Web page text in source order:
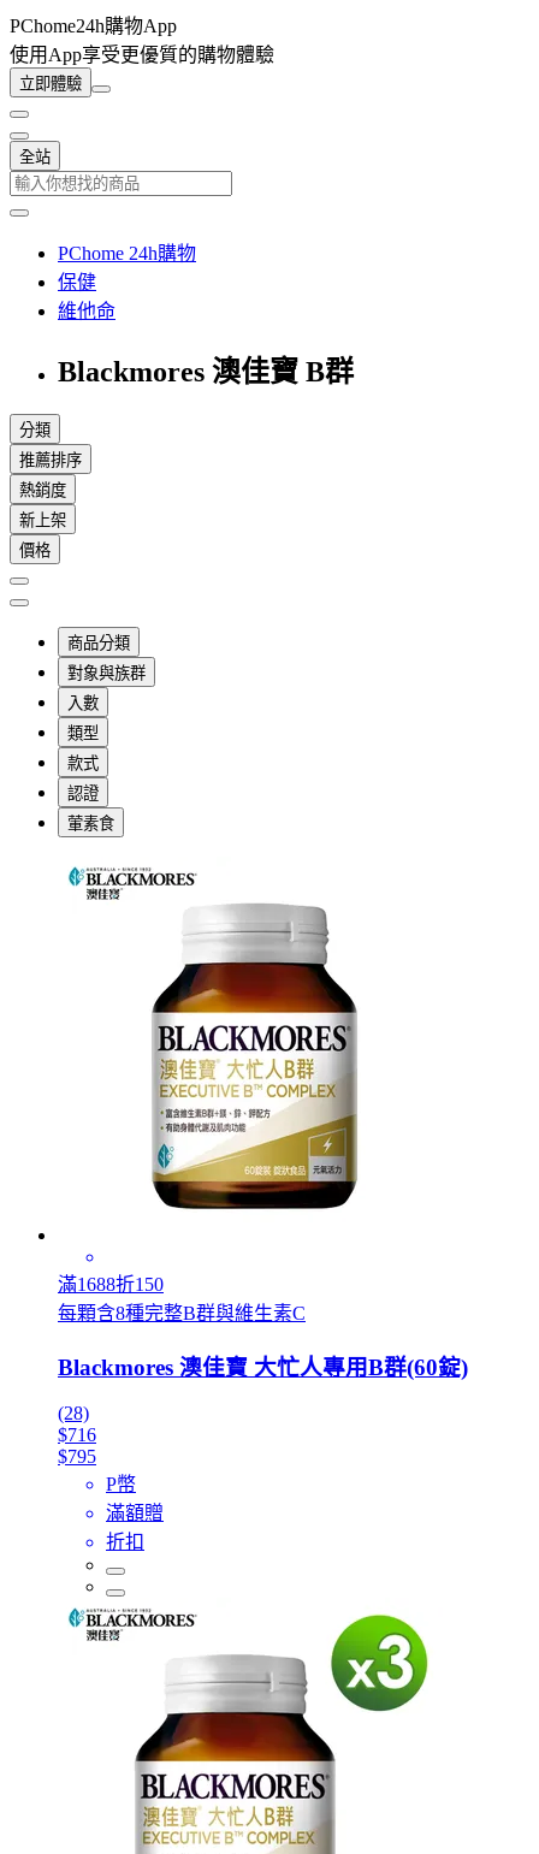
PChome24h購物App
使用App享受更優質的購物體驗
立即體驗
全站
PChome 24h購物
保健
維他命
Blackmores 澳佳寶 B群
分類
推薦排序
熱銷度
新上架
價格
商品分類
對象與族群
入數
類型
款式
認證
葷素食
滿1688折150
每顆含8種完整B群與維生素C
Blackmores 澳佳寶 大忙人專用B群(60錠)
(28)
$716
$795
P幣
滿額贈
折扣